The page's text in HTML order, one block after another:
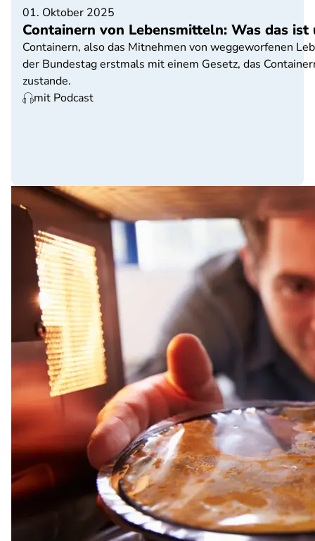
01. Oktober 2025
Containern von Lebensmitteln: Was das
Containern, also das Mitnehmen von weggeworfenen
der Bundestag erstmals mit einem Gesetz, das
zustande.
mit Podcast